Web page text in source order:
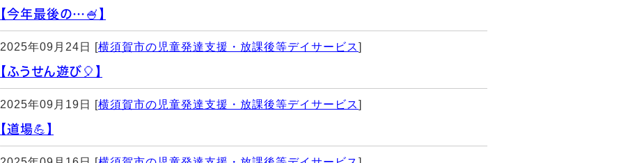
【今年最後の…🍧】
2025年09月24日 [横須賀市の児童発達支援・放課後等デイサービス]
【ふうせん遊び🎈】
2025年09月19日 [横須賀市の児童発達支援・放課後等デイサービス]
【道場💪】